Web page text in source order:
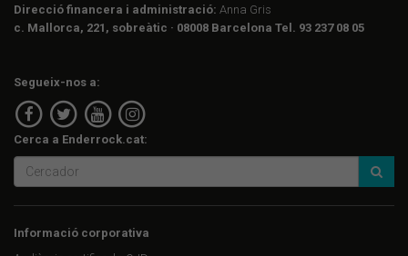
Direcció financera i administració: Anna Gris
c. Mallorca, 221, sobreàtic · 08008 Barcelona Tel. 93 237 08 05
Segueix-nos a:
Cerca a Enderrock.cat:
Informació corporativa